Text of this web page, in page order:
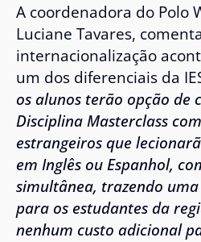
A coordenadora do Polo
Luciane Tavares,
internacionalização
um dos diferenciais da
os alunos terão opção de
Disciplina Masterclass
estrangeiros que
em Inglês ou Espanhol,
simultânea, trazendo
para os estudantes da
nenhum custo adicional